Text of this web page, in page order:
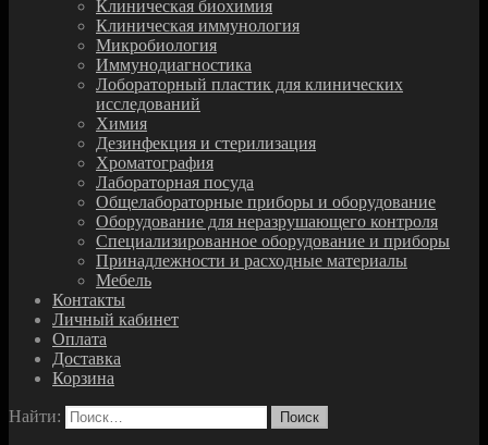
Клиническая биохимия
Клиническая иммунология
Микробиология
Иммунодиагностика
Лобораторный пластик для клинических
исследований
Химия
Дезинфекция и стерилизация
Хроматография
Лабораторная посуда
Общелабораторные приборы и оборудование
Оборудование для неразрушающего контроля
Специализированное оборудование и приборы
Принадлежности и расходные материалы
Мебель
Контакты
Личный кабинет
Оплата
Доставка
Корзина
Найти: